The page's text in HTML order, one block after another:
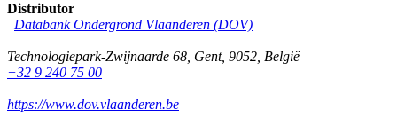
Distributor
Databank Ondergrond Vlaanderen (DOV)
Technologiepark-Zwijnaarde 68, Gent, 9052, België
+32 9 240 75 00
https://www.dov.vlaanderen.be